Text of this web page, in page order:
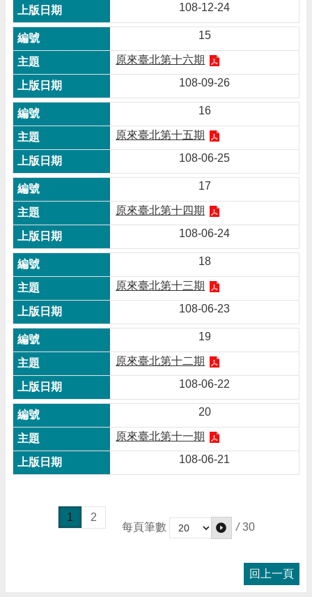
108-12-24
15
原來臺北第十六期
108-09-26
16
原來臺北第十五期
108-06-25
17
原來臺北第十四期
108-06-24
18
原來臺北第十三期
108-06-23
19
原來臺北第十二期
108-06-22
20
原來臺北第十一期
108-06-21
1
2
每頁筆數
/ 30
回上一頁